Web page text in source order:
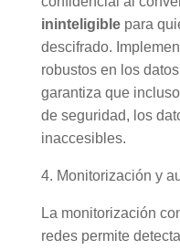
ininteligible para
descifrado.
robustos en los
garantiza que
de seguridad, los
inaccesibles.
4. Monitorización y
La monitorización
redes permite